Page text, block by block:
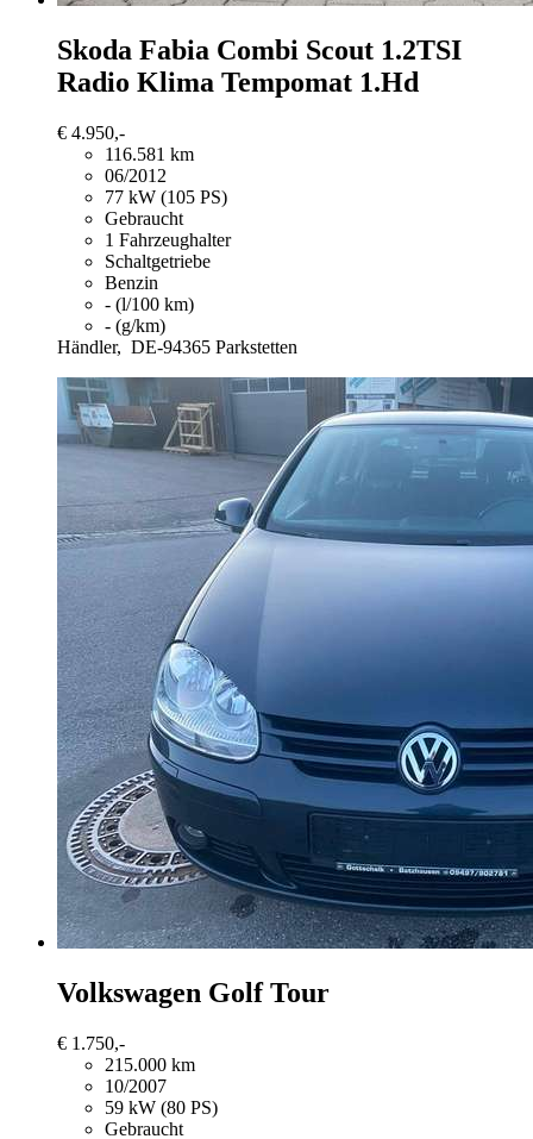
Skoda Fabia Combi Scout 1.2TSI
Radio Klima Tempomat 1.Hd
€ 4.950,-
116.581 km
06/2012
77 kW (105 PS)
Gebraucht
1 Fahrzeughalter
Schaltgetriebe
Benzin
- (l/100 km)
- (g/km)
Händler, DE-94365 Parkstetten
Volkswagen Golf Tour
€ 1.750,-
215.000 km
10/2007
59 kW (80 PS)
Gebraucht